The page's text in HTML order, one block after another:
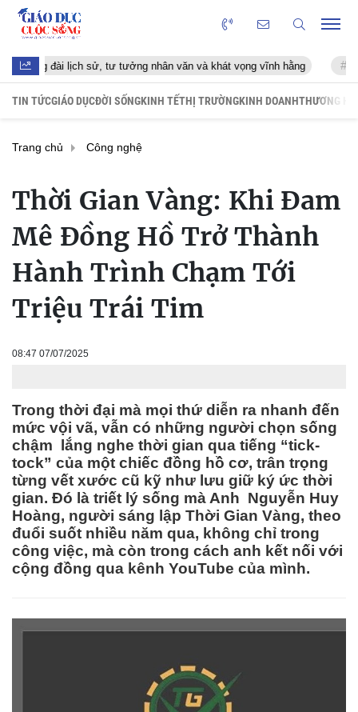
tưởng nhân văn và khát vọng vĩnh hằng Trần Thị Thu Hương
TIN TỨCGIÁO DỤCĐỜI SỐNGKINH TẾTHỊ TRƯỜNGKINH DOANHTHƯƠNG
Trang chủ Công nghệ
Thời Gian Vàng: Khi Đam
Mê Đồng Hồ Trở Thành
Hành Trình Chạm Tới
Triệu Trái Tim
08:47 07/07/2025
Trong thời đại mà mọi thứ diễn ra nhanh đến
mức vội vã, vẫn có những người chọn sống
chậm lắng nghe thời gian qua tiếng “tick-
tock” của một chiếc đồng hồ cơ, trân trọng
từng vết xước cũ kỹ như lưu giữ ký ức thời
gian. Đó là triết lý sống mà Anh Nguyễn Huy
Hoàng, người sáng lập Thời Gian Vàng, theo
đuổi suốt nhiều năm qua, không chỉ trong
công việc, mà còn trong cách anh kết nối với
cộng đồng qua kênh YouTube của mình.